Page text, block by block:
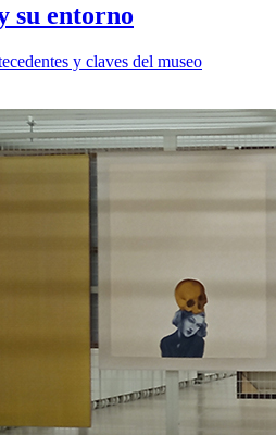
su entorno
y claves del museo